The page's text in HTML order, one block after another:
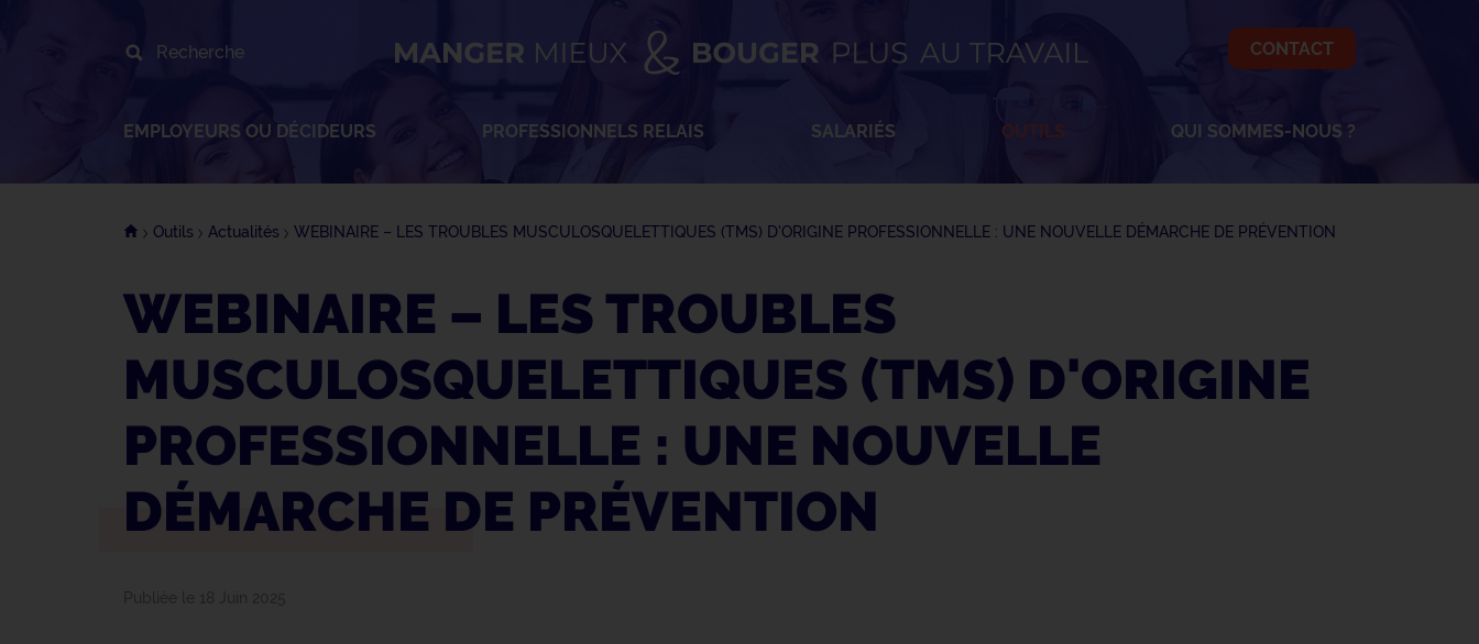
Recherche CONTACT
EMPLOYEURS OU DÉCIDEURS PROFESSIONNELS RELAIS SALARIÉS OUTILS QUI SOMMES-NOUS ?
OK
Outils Actualités WEBINAIRE – LES TROUBLES MUSCULOSQUELETTIQUES (TMS) D'ORIGINE PROFESSIONNELLE : UNE NOUVELLE DÉMARCHE DE PRÉVENTION
WEBINAIRE – LES TROUBLES
MUSCULOSQUELETTIQUES (TMS) D'ORIGINE
PROFESSIONNELLE : UNE NOUVELLE
DÉMARCHE DE PRÉVENTION